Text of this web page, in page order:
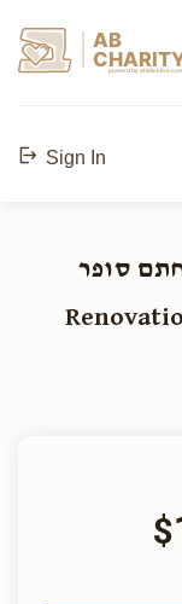
AB
powerd by ahblicklive.com
Sign In
סופר
$